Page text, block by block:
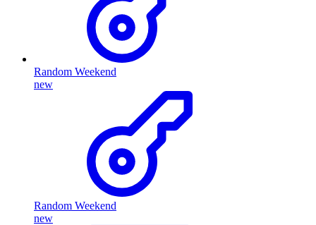
Random Weekend
new
Random Weekend
new